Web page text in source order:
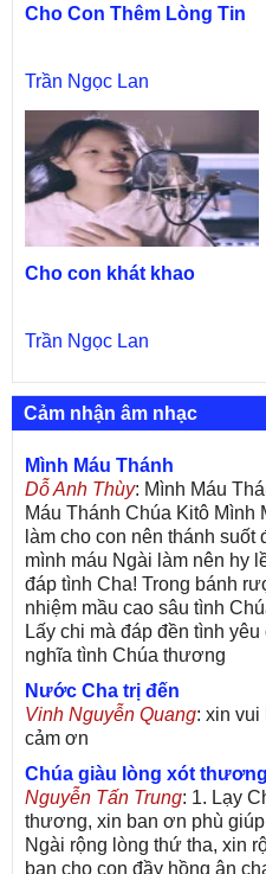
Cho Con Thêm Lòng Tin
Trần Ngọc Lan
Cho con khát khao
Trần Ngọc Lan
Cảm nhận âm nhạc
Mình Máu Thánh
Dỗ Anh Thùy: Mình Máu
Máu Thánh Chúa Kitô Mình
làm cho con nên thánh
mình máu Ngài làm nên hy
đáp tình Cha! Trong bánh
nhiệm mầu cao sâu tình
Lấy chi mà đáp đền tình
nghĩa tình Chúa thương
Nước Cha trị đến
Vinh Nguyễn Quang: xin vui
cảm ơn
Chúa giàu lòng xót
Nguyễn Tấn Trung: 1. Lạy
thương, xin ban ơn phù
Ngài rộng lòng thứ tha, xin
ban cho con đầy hồng ân